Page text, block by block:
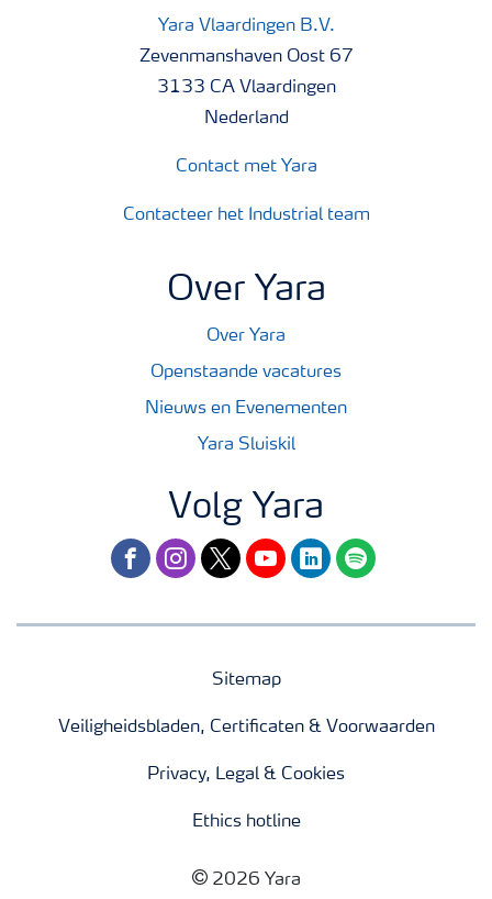
Yara Vlaardingen B.V.
Zevenmanshaven Oost 67
3133 CA Vlaardingen
Nederland
Contact met Yara
Contacteer het Industrial team
Over Yara
Over Yara
Openstaande vacatures
Nieuws en Evenementen
Yara Sluiskil
Volg Yara
facebookinstagram
twitteryoutubelinkedinspotify
Sitemap
Veiligheidsbladen, Certificaten & Voorwaarden
Privacy, Legal & Cookies
Ethics hotline
2026 Yara